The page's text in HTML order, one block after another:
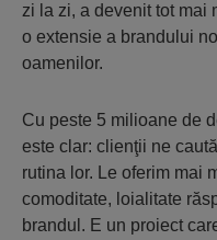
zi la zi, a devenit tot mai
o extensie a brandului
oamenilor.
Cu peste 5 milioane de
este clar: clienţii ne
rutina lor. Le oferim mai
comoditate, loialitate
brandul. E un proiect